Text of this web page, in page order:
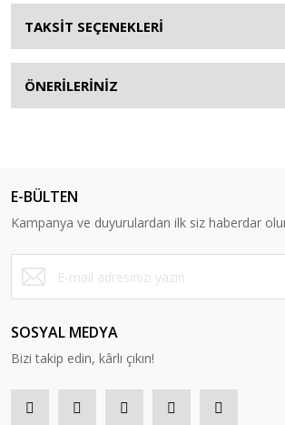
TAKSİT SEÇENEKLERİ
ÖNERİLERİNİZ
E-BÜLTEN
Kampanya ve duyurulardan ilk siz haberdar
SOSYAL MEDYA
Bizi takip edin, kârlı çıkın!